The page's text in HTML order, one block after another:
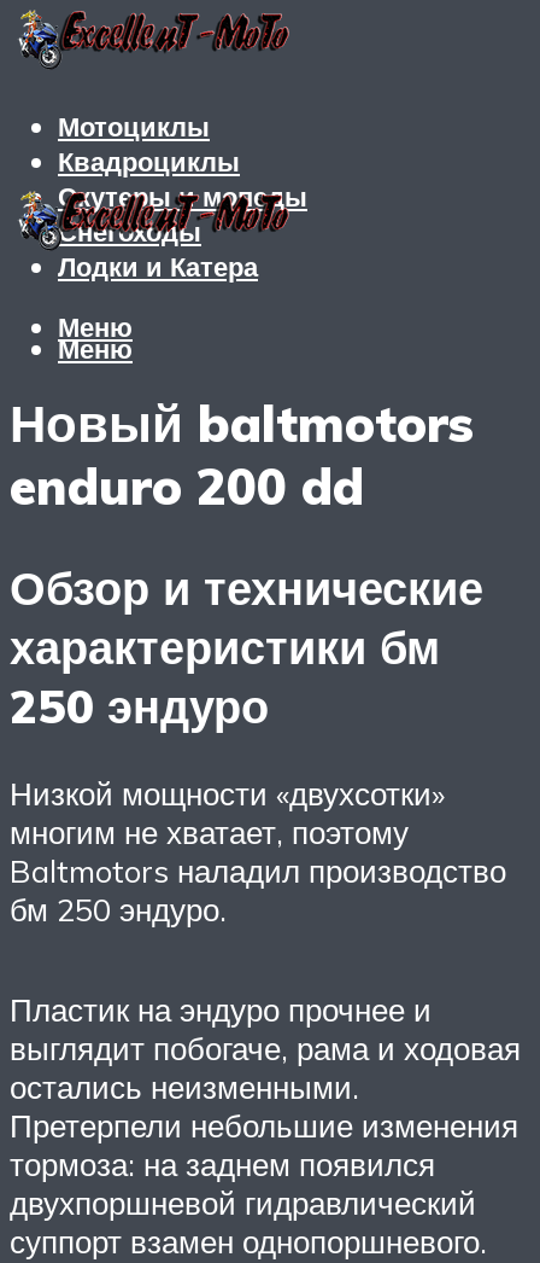
Мотоциклы
Квадроциклы
Скутеры и мопеды
Снегоходы
Лодки и Катера
Меню
Меню
Новый baltmotors
enduro 200 dd
Обзор и технические
характеристики бм
250 эндуро
Низкой мощности «двухсотки»
многим не хватает, поэтому
Baltmotors наладил производство
бм 250 эндуро.
Пластик на эндуро прочнее и
выглядит побогаче, рама и ходовая
остались неизменными.
Претерпели небольшие изменения
тормоза: на заднем появился
двухпоршневой гидравлический
суппорт взамен однопоршневого.